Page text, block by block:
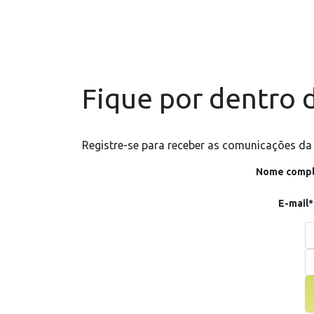
Fique por dentro
Registre-se para receber as comunicações
Nome
E-mail*